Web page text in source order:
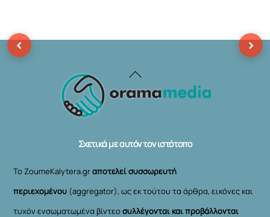
Back
To
Σχετικά με αυτόν τον ιστότοπο
Το ZoumeKalytera.grαποτελεί συσσωρευτή
περιεχομένου (aggregator), ως εκ τούτου τα άρθρα, εικόνες και
τυχόν ενσωματωμένα βίντεοσυλλέγονται και προβάλλονται
‹ ›